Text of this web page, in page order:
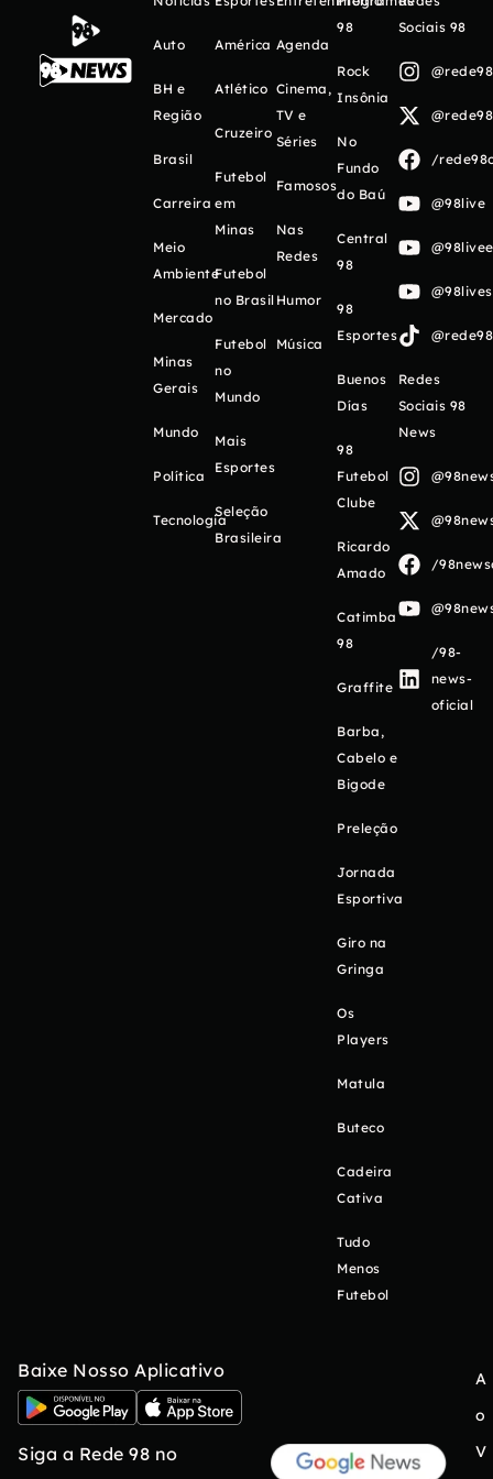
Auto
BH e
Região
Brasil
Carreira
Meio
Ambiente
Mercado
Minas
Gerais
Mundo
Política
Tecnologia
América
Atlético
Cruzeiro
Futebol
em
Minas
Futebol
no Brasil
Futebol
no
Mundo
Mais
Esportes
Seleção
Brasileira
Agenda
Cinema,
TV e
Séries
Famosos
Nas
Redes
Humor
Música
98
Rock
Insônia
No
Fundo
do Baú
Central
98
98
Esportes
Buenos
Días
98
Futebol
Clube
Ricardo
Amado
Catimba
98
Graffite
Barba,
Cabelo e
Bigode
Preleção
Jornada
Esportiva
Giro na
Gringa
Os
Players
Matula
Buteco
Cadeira
Cativa
Tudo
Menos
Futebol
Sociais 98
/
@98live
Redes
Sociais 98
News
/
/98-
news-
oficial
Baixe Nosso Aplicativo
Siga a Rede 98 no
A
o
V